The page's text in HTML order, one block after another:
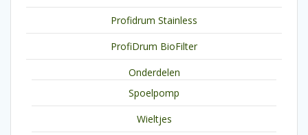
Profidrum Stainless
ProfiDrum BioFilter
Onderdelen
Spoelpomp
Wieltjes